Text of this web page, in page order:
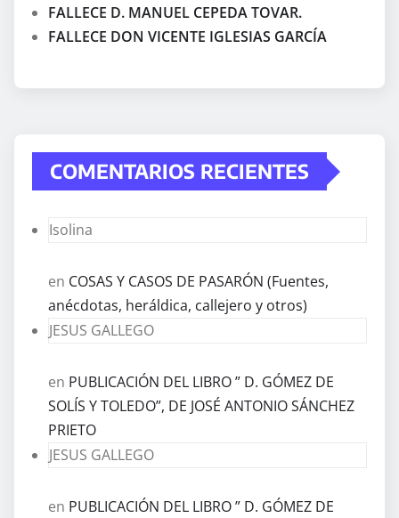
FALLECE D. MANUEL CEPEDA TOVAR.
FALLECE DON VICENTE IGLESIAS GARCÍA
COMENTARIOS RECIENTES
Isolina
en COSAS Y CASOS DE PASARÓN (Fuentes,
anécdotas, heráldica, callejero y otros)
JESUS GALLEGO
en PUBLICACIÓN DEL LIBRO ” D. GÓMEZ DE
SOLÍS Y TOLEDO”, DE JOSÉ ANTONIO SÁNCHEZ
PRIETO
JESUS GALLEGO
en PUBLICACIÓN DEL LIBRO ” D. GÓMEZ DE